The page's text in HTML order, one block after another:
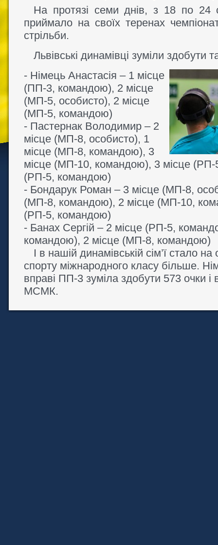
На протязі семи днів, з 18 по 24
приймало на своїх теренах
стрільби.
Львівські динамівці зуміли здобути
- Німець Анастасія – 1 місце
(ПП-3, командою), 2 місце
(МП-5, особисто), 2 місце
(МП-5, командою)
- Пастернак Володимир – 2
місце (МП-8, особисто), 1
місце (МП-8, командою), 3
місце (МП-10, командою), 3 місце (РП-
(РП-5, командою)
- Бондарук Роман – 3 місце (МП-8,
(МП-8, командою), 2 місце (МП-10,
(РП-5, командою)
- Банах Сергій – 2 місце (РП-5,
командою), 2 місце (МП-8, командою)
І в нашій динамівській сім’ї стало
спорту міжнародного класу більше.
вправі ПП-3 зуміла здобути 573 очки
МСМК.